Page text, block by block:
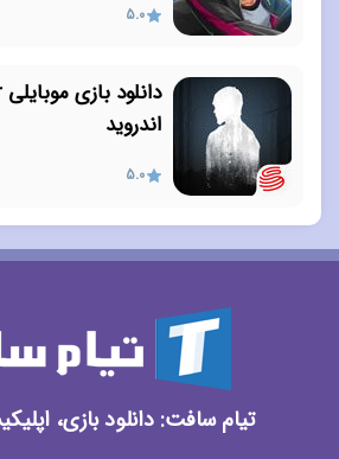
5.0
اندروید
5.0
تیام سافت: دانلود بازی،